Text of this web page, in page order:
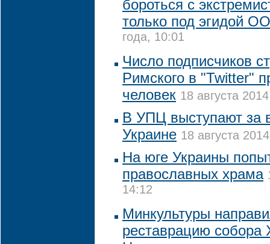
бороться с
только под эгидой
года, 10:01
Число подписчиков
Римского в "Twitter"
человек 18 августа
В УПЦ выступают за
Украине 18 августа
На юге Украины
православных храма
14:12
Минкультуры
реставрацию собора